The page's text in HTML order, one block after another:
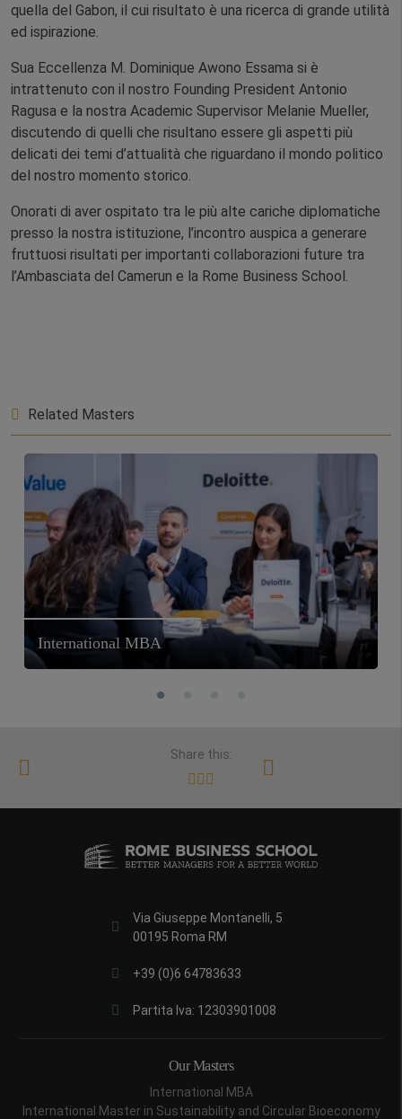
quella del Gabon, il cui risultato è una ricerca di grande utilità
ed ispirazione.
Sua Eccellenza M. Dominique Awono Essama si è
intrattenuto con il nostro Founding President Antonio
Ragusa e la nostra Academic Supervisor Melanie Mueller,
discutendo di quelli che risultano essere gli aspetti più
delicati dei temi d’attualità che riguardano il mondo politico
del nostro momento storico.
Onorati di aver ospitato tra le più alte cariche diplomatiche
presso la nostra istituzione, l’incontro auspica a generare
fruttuosi risultati per importanti collaborazioni future tra
l’Ambasciata del Camerun e la Rome Business School.
Related Masters
International MBA
Share this:
Via Giuseppe Montanelli, 5
00195 Roma RM
+39 (0)6 64783633
Partita Iva: 12303901008
Our Masters
International MBA
International Master in Sustainability and Circular Bioeconomy